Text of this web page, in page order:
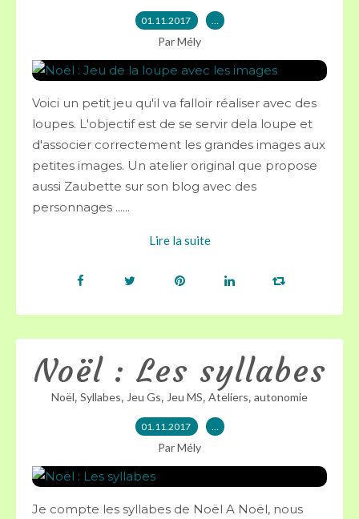
01.11.2017 …
Par Mély
Voici un petit jeu qu'il va falloir réaliser avec des
loupes. L'objectif est de se servir dela loupe et
d'associer correctement les grandes images aux
petites images. Un atelier original que propose
aussi Zaubette sur son blog avec des
personnages ......
Lire la suite
Noël : Les syllabes
Noël, Syllabes, Jeu Gs, Jeu MS, Ateliers, autonomie
01.11.2017 …
Par Mély
Je compte les syllabes de Noël A Noël, nous